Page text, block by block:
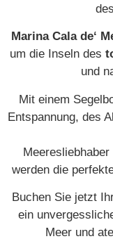
des
Marina Cala de‘
um die Inseln des
und
Mit einem
Entspannung, des
werden die
Buchen Sie jetzt
ein
Meer und